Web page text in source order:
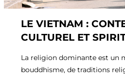
LE VIETNAM :
CULTUREL ET
La religion dominante est un
bouddhisme, de traditions